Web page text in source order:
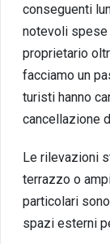
conseguenti
notevoli spese
proprietario
facciamo un
turisti hanno
cancellazione
Le rilevazioni
terrazzo o
particolari
spazi esterni